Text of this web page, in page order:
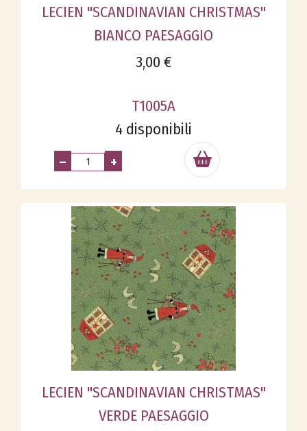
LECIEN "SCANDINAVIAN CHRISTMAS"
BIANCO PAESAGGIO
3,00 €
T1005A
4 disponibili
– +
LECIEN "SCANDINAVIAN CHRISTMAS"
VERDE PAESAGGIO